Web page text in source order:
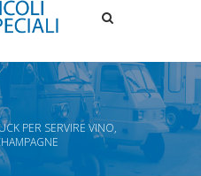
Apri la ricerca
PER SERVIRE VINO,